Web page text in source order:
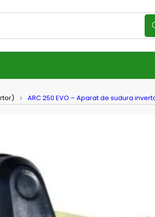
ARC 250 EVO – Aparat de sudura
EVO – Aparat de
Intensiv
(0 Reviews)
marca Intensiv, este noua generatie
(HEAVY DUTY), bazata pe cea mai
cu un design modern si foarte robust.